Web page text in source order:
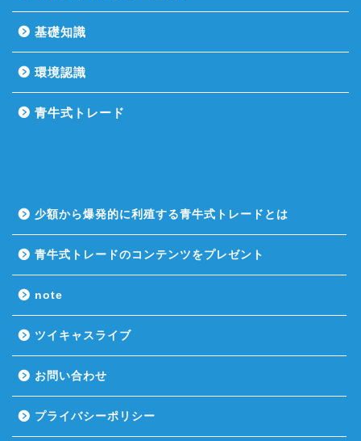
基礎知識
環境認識
青牛式トレード
少額から爆発的に利殖する青牛式トレードとは
青牛式トレードのコンテンツをプレゼント
note
ツイキャスライブ
お問い合わせ
プライバシーポリシー